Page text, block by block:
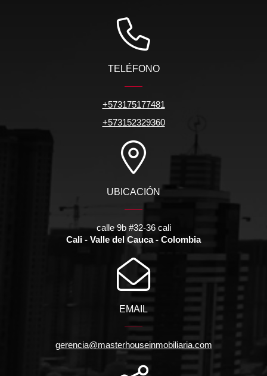
TELÉFONO
+573175177481
+573152329360
UBICACIÓN
calle 9b #32-36 cali
Cali - Valle del Cauca - Colombia
EMAIL
gerencia@masterhouseinmobiliaria.com